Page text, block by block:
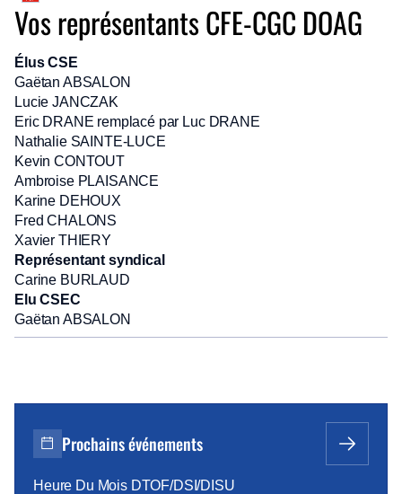
Vos représentants CFE-CGC DOAG
Élus CSE
Gaëtan ABSALON
Lucie JANCZAK
Eric DRANE remplacé par Luc DRANE
Nathalie SAINTE-LUCE
Kevin CONTOUT
Ambroise PLAISANCE
Karine DEHOUX
Fred CHALONS
Xavier THIERY
Représentant syndical
Carine BURLAUD
Elu CSEC
Gaëtan ABSALON
Prochains événements
Heure Du Mois DTOF/DSI/DISU